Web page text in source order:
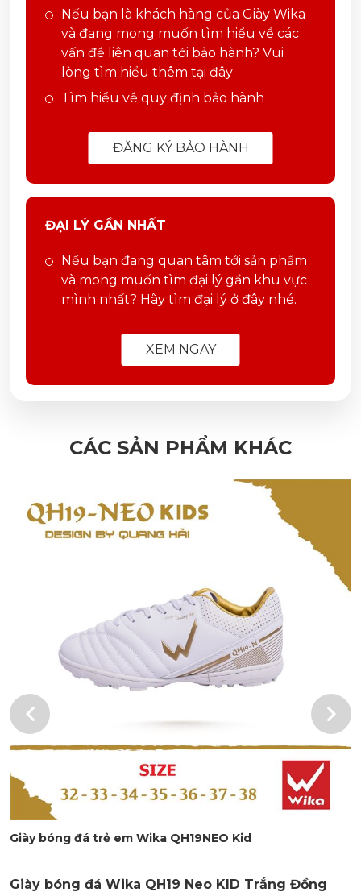
Nếu bạn là khách hàng của Giày Wika
và đang mong muốn tìm hiểu về các
vấn đề liên quan tới bảo hành? Vui
lòng tìm hiểu thêm tại đây
Tìm hiểu về quy định bảo hành
ĐĂNG KÝ BẢO HÀNH
ĐẠI LÝ GẦN NHẤT
Nếu bạn đang quan tâm tới sản phẩm
và mong muốn tìm đại lý gần khu vực
mình nhất? Hãy tìm đại lý ở đây nhé.
XEM NGAY
CÁC SẢN PHẨM KHÁC
Giày bóng đá trẻ em Wika QH19NEO Kid
Giày bóng đá Wika QH19 Neo KID Trắng Đồng